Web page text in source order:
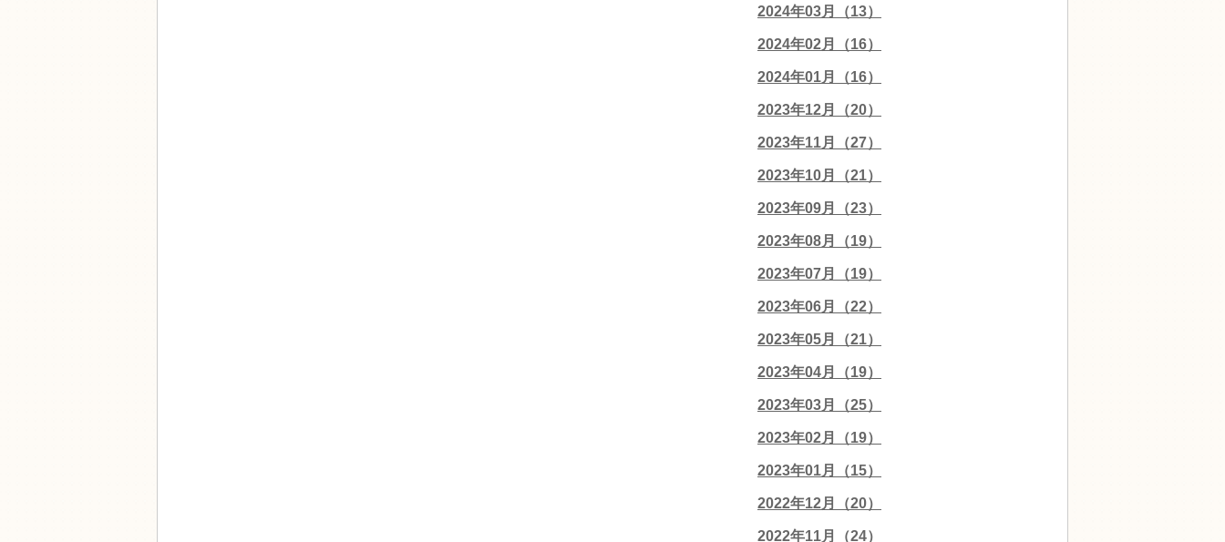
2024年03月（13）
2024年02月（16）
2024年01月（16）
2023年12月（20）
2023年11月（27）
2023年10月（21）
2023年09月（23）
2023年08月（19）
2023年07月（19）
2023年06月（22）
2023年05月（21）
2023年04月（19）
2023年03月（25）
2023年02月（19）
2023年01月（15）
2022年12月（20）
2022年11月（24）